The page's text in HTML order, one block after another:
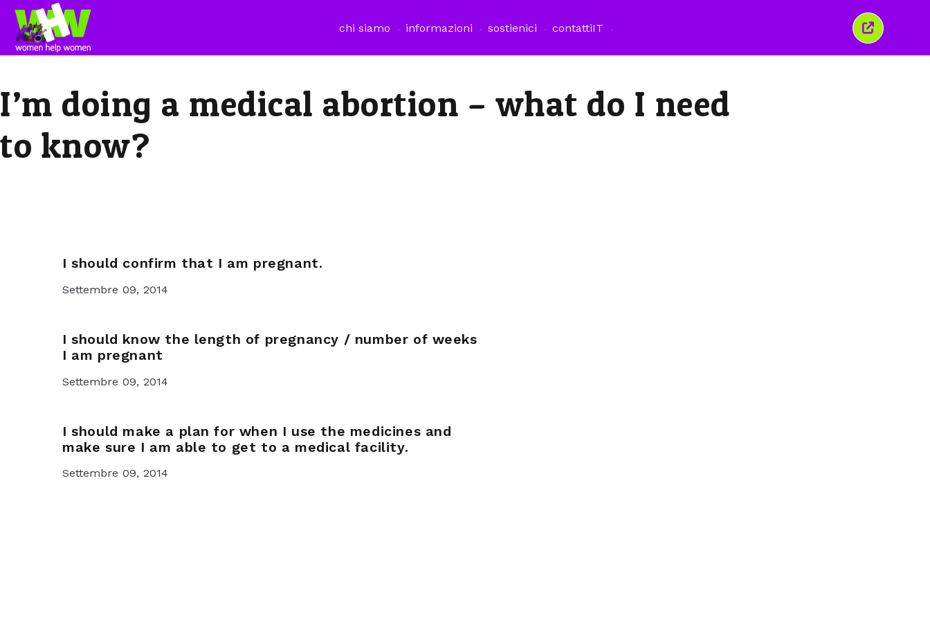
chi siamo informazioni sostienici contattiIT
Chiudi
questa
I’m doing a medical abortion – what do I need
to know?
I should confirm that I am pregnant.
Settembre 09, 2014
I should know the length of pregnancy / number of weeks
I am pregnant
Settembre 09, 2014
I should make a plan for when I use the medicines and
make sure I am able to get to a medical facility.
Settembre 09, 2014